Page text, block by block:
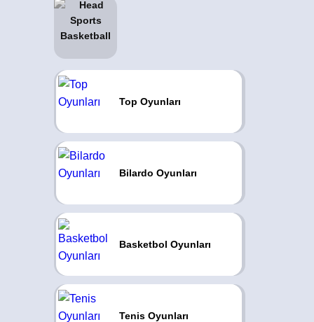
Top Oyunları
Bilardo Oyunları
Basketbol Oyunları
Tenis Oyunları